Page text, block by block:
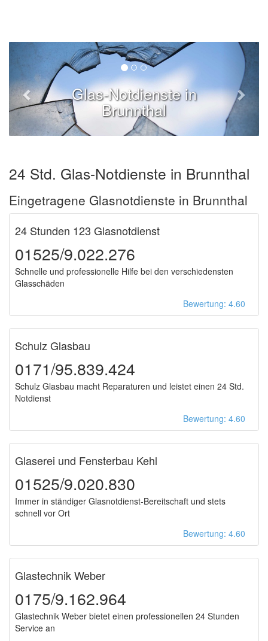
Glas-Notdienste in
Brunnthal
24 Std. Glas-Notdienste in Brunnthal
Eingetragene Glasnotdienste in Brunnthal
24 Stunden 123 Glasnotdienst
01525/9.022.276
Schnelle und professionelle Hilfe bei den verschiedensten
Glasschäden
Bewertung: 4.60
Schulz Glasbau
0171/95.839.424
Schulz Glasbau macht Reparaturen und leistet einen 24 Std.
Notdienst
Bewertung: 4.60
Glaserei und Fensterbau Kehl
01525/9.020.830
Immer in ständiger Glasnotdienst-Bereitschaft und stets
schnell vor Ort
Bewertung: 4.60
Glastechnik Weber
0175/9.162.964
Glastechnik Weber bietet einen professionellen 24 Stunden
Service an